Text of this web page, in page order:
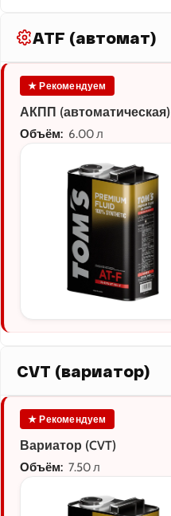
ATF (автомат)
★ Рекомендуем
АКПП (автоматическая)
Объём: 6.00 л
CVT (вариатор)
★ Рекомендуем
Вариатор (CVT)
Объём: 7.50 л